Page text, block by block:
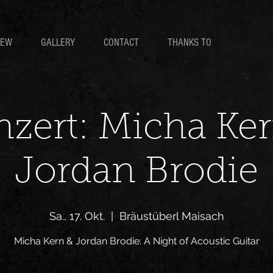
GALLERY CONTACT THANKS TO
Micha
Jordan Brodie
Sa., 17. Okt.
  |
Bräustüberl Maisach
Micha Kern & Jordan Brodie: A Night of Acoustic Guitar